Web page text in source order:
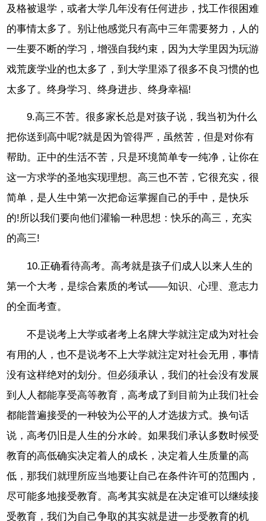
及格被退学，或者大学几年没有任何进步，找工作很困难
的事情太多了。别让他感觉只有高中三年需要努力，人的
一生要不断的学习，增强自我约束，因为大学里因为玩游
戏荒废学业的也太多了，到大学里添了很多不良习惯的也
太多了。终身学习、终身进步、终身幸福!
9.高三不苦。很多家长总是对孩子说，我当初为什么
把你送到高中呢?就是因为管得严，虽然苦，但是对你有
帮助。正中的生活不苦，只是环境简单专一纯净，让你在
这一方求学的圣地实现理想。高三也不苦，它很充实，很
简单，是人生中第一次把命运掌握自己的手中，是快乐
的!所以我们要向他们灌输一种思想：快乐的高三，充实
的高三!
10.正确看待高考。高考就是孩子们成人以来人生的
第一个大考，是综合素质的考试——知识、心理、意志力
的全面考查。
不是说考上大学或者考上名牌大学就注定成为对社会
有用的人，也不是说考不上大学就注定对社会无用，事情
没有这样绝对的划分。但必须承认，我们的社会没有发展
到人人都能享受高等教育，高考成了到目前为止我们社会
都能普遍接受的一种较为公平的人才选拔方式。换句话
说，高考仍旧是人生的分水岭。如果我们承认多数时候受
教育的高低确实决定着人的成长，决定着人生质量的高
低，那我们就理所应当地要让自己在条件许可的范围内，
尽可能多地接受教育。高考其实就是在决定谁可以继续接
受教育，我们为自己争取的其实就是进一步受教育的机